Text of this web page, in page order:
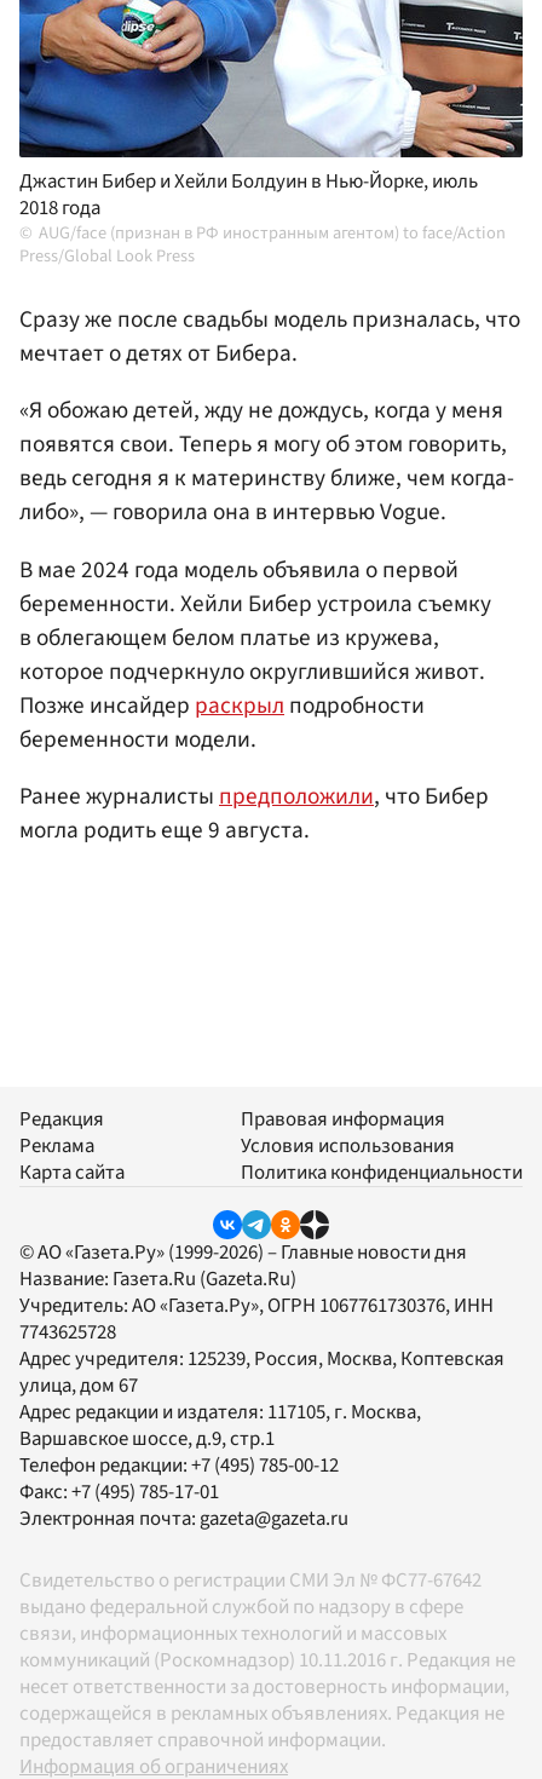
Джастин Бибер и Хейли Болдуин в Нью-Йорке, июль
2018 года
AUG/face (признан в РФ иностранным агентом) to face/Action
Press/Global Look Press
Сразу же после свадьбы модель призналась, что
мечтает о детях от Бибера.
«Я обожаю детей, жду не дождусь, когда у меня
появятся свои. Теперь я могу об этом говорить,
ведь сегодня я к материнству ближе, чем когда-
либо», — говорила она в интервью Vogue.
В мае 2024 года модель объявила о первой
беременности. Хейли Бибер устроила съемку
в облегающем белом платье из кружева,
которое подчеркнуло округлившийся живот.
Позже инсайдер раскрылподробности
беременности модели.
Ранее журналистыпредположили, что Бибер
могла родить еще 9 августа.
Редакция
Реклама
Карта сайта
Правовая информация
Условия использования
Политика конфиденциальности
© АО «Газета.Ру» (1999-2026) – Главные новости дня
Название: Газета.Ru (Gazeta.Ru)
Учредитель:АО «Газета.Ру», ОГРН 1067761730376, ИНН
7743625728
Адрес учредителя: 125239, Россия, Москва, Коптевская
улица, дом 67
Адрес редакции и издателя: 117105, г. Москва,
Варшавское шоссе, д.9, стр.1
Телефон редакции:+7 (495) 785-00-12
Факс:+7 (495) 785-17-01
Электронная почта:gazeta@gazeta.ru
Свидетельство о регистрации СМИ Эл № ФС77-67642
выдано федеральной службой по надзору в сфере
связи, информационных технологий и массовых
коммуникаций (Роскомнадзор) 10.11.2016 г. Редакция не
несет ответственности за достоверность информации,
содержащейся в рекламных объявлениях. Редакция не
предоставляет справочной информации.
Информация об ограничениях